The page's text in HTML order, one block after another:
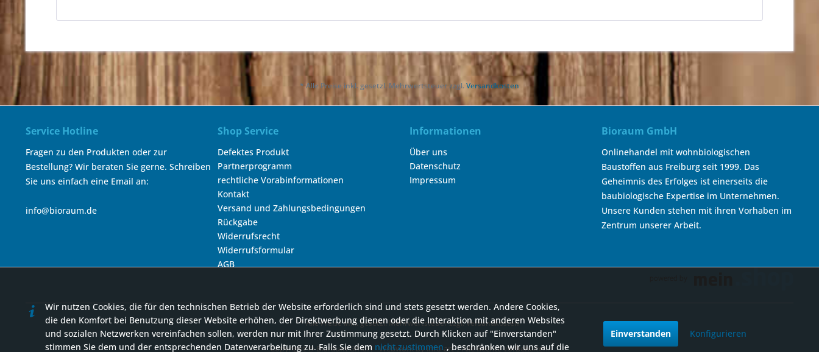
* Alle Preise inkl. gesetzl. Mehrwertsteuer zzgl.Versandkosten
Service Hotline
Fragen zu den Produkten oder zur
Bestellung? Wir beraten Sie gerne. Schreiben
Sie uns einfach eine Email an:
info@bioraum.de
Shop Service
Defektes Produkt
Partnerprogramm
rechtliche Vorabinformationen
Kontakt
Versand und Zahlungsbedingungen
Rückgabe
Widerrufsrecht
Widerrufsformular
AGB
Informationen
Über uns
Datenschutz
Impressum
Bioraum GmbH
Onlinehandel mit wohnbiologischen
Baustoffen aus Freiburg seit 1999. Das
Geheimnis des Erfolges ist einerseits die
baubiologische Expertise im Unternehmen.
Unsere Kunden stehen mit ihren Vorhaben im
Zentrum unserer Arbeit.
* Alle Preise inkl. gesetzl. Mehrwertsteuer zzgl.Versandkosten
Copyright © Bioraum GmbH - Webwork by info-art | Alle Rechte vorbehalten.
Wir nutzen Cookies, die für den technischen Betrieb der Website erforderlich sind und stets gesetzt werden. Andere Cookies,
die den Komfort bei Benutzung dieser Website erhöhen, der Direktwerbung dienen oder die Interaktion mit anderen Websites
und sozialen Netzwerken vereinfachen sollen, werden nur mit Ihrer Zustimmung gesetzt. Durch Klicken auf "Einverstanden"
stimmen Sie dem und der entsprechenden Datenverarbeitung zu. Falls Sie dem nicht zustimmen , beschränken wir uns auf die
Einverstanden Konfigurieren